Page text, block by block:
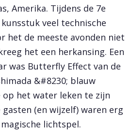
Amerika. Tijdens de 7e
veel technische
het de meeste avonden niet
het een herkansing. Een
was Butterfly Effect van de
&#8230; blauw
het water leken te zijn
(en wijzelf) waren erg
lichtspel.